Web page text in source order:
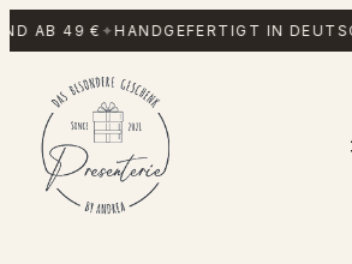
Zum
Inhalt
AB 49 €✦HANDGEFERTIGT IN